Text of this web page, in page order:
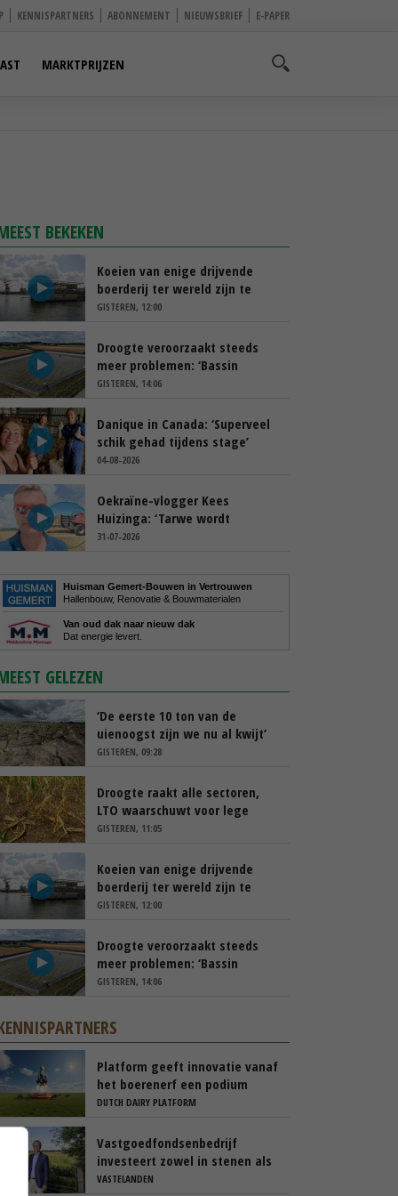
KENNISPARTNERS ABONNEMENT NIEUWSBRIEF E-PAPER
MARKTPRIJZEN
BEKEKEN
Koeien van enige drijvende
boerderij ter wereld zijn te
koop
GISTEREN, 12:00
Droogte veroorzaakt steeds
meer problemen: ‘Bassin
afgelopen week al leeg’
GISTEREN, 14:06
Danique in Canada: ‘Superveel
schik gehad tijdens stage’
04-08-2026
Oekraïne-vlogger Kees
Huizinga: ‘Tarwe wordt
geperst, koeien hebben stro
31-07-2026
Huisman Gemert-Bouwen in Vertrouwen
Hallenbouw, Renovatie & Bouwmaterialen
Van oud dak naar nieuw dak
Dat energie levert.
GELEZEN
‘De eerste 10 ton van de
uienoogst zijn we nu al kwijt’
GISTEREN, 09:28
Droogte raakt alle sectoren,
LTO waarschuwt voor lege
schappen
GISTEREN, 11:05
Koeien van enige drijvende
boerderij ter wereld zijn te
koop
GISTEREN, 12:00
Droogte veroorzaakt steeds
meer problemen: ‘Bassin
afgelopen week al leeg’
GISTEREN, 14:06
Platform geeft innovatie vanaf
het boerenerf een podium
DUTCH DAIRY PLATFORM
Vastgoedfondsenbedrijf
investeert zowel in stenen als
in mensen
VASTELANDEN